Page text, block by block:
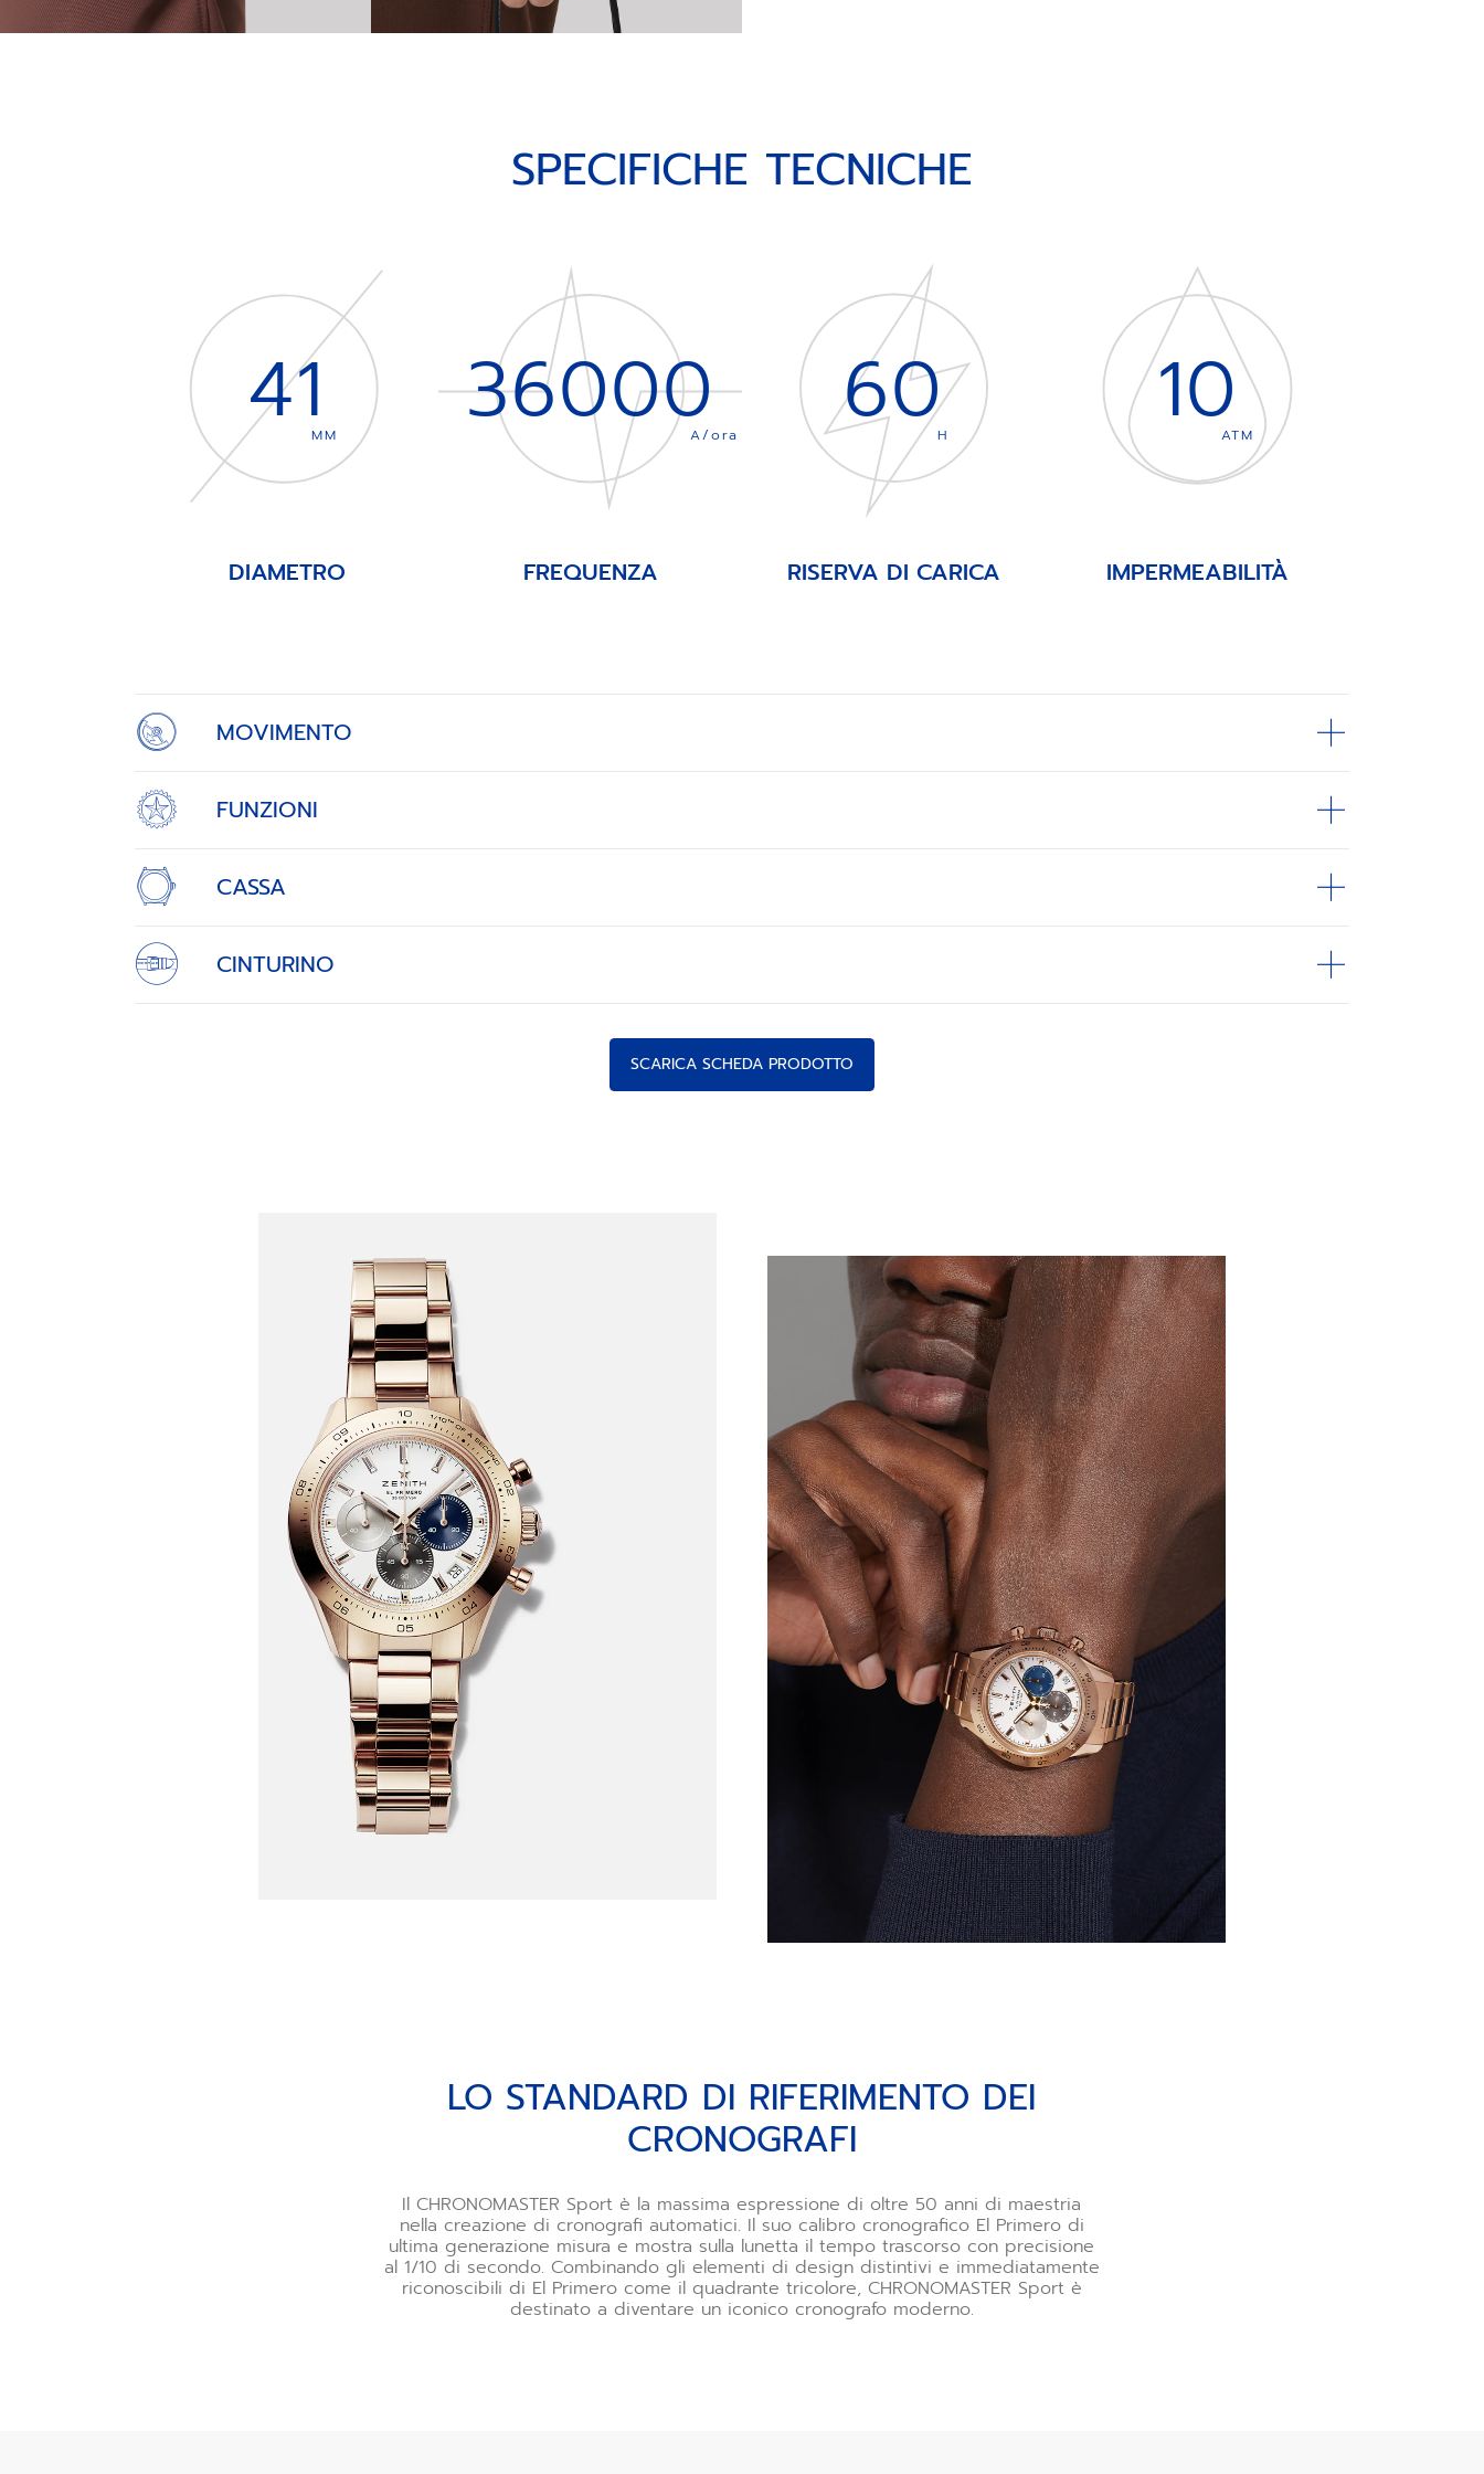
SPECIFICHE TECNICHE
41MM
DIAMETRO
36000A/ora
FREQUENZA
60H
RISERVA DI CARICA
10ATM
IMPERMEABILITÀ
MOVIMENTO
FUNZIONI
CASSA
CINTURINO
SCARICA SCHEDA PRODOTTO
Lo standard di riferimento dei cronografi
LO STANDARD DI RIFERIMENTO DEI
CRONOGRAFI
Il CHRONOMASTER Sport è la massima espressione di oltre 50 anni di maestria
nella creazione di cronografi automatici. Il suo calibro cronografico El Primero di
ultima generazione misura e mostra sulla lunetta il tempo trascorso con precisione
al 1/10 di secondo. Combinando gli elementi di design distintivi e immediatamente
riconoscibili di El Primero come il quadrante tricolore, CHRONOMASTER Sport è
destinato a diventare un iconico cronografo moderno.